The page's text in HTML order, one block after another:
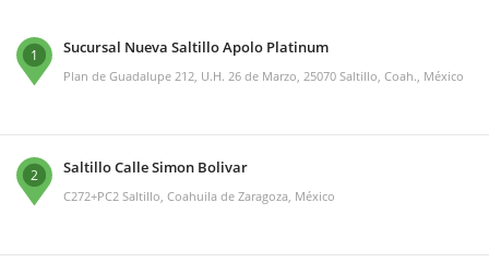
1 Sucursal Nueva Saltillo Apolo Platinum
Plan de Guadalupe 212, U.H. 26 de Marzo, 25070 Saltillo, Coah., México
2 Saltillo Calle Simon Bolivar
C272+PC2 Saltillo, Coahuila de Zaragoza, México